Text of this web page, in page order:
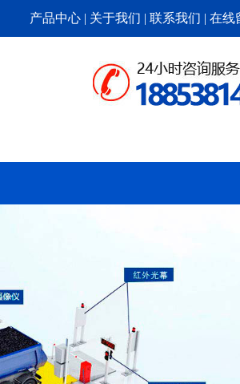
产品中心 | 关于我们 | 联系我们 | 在线